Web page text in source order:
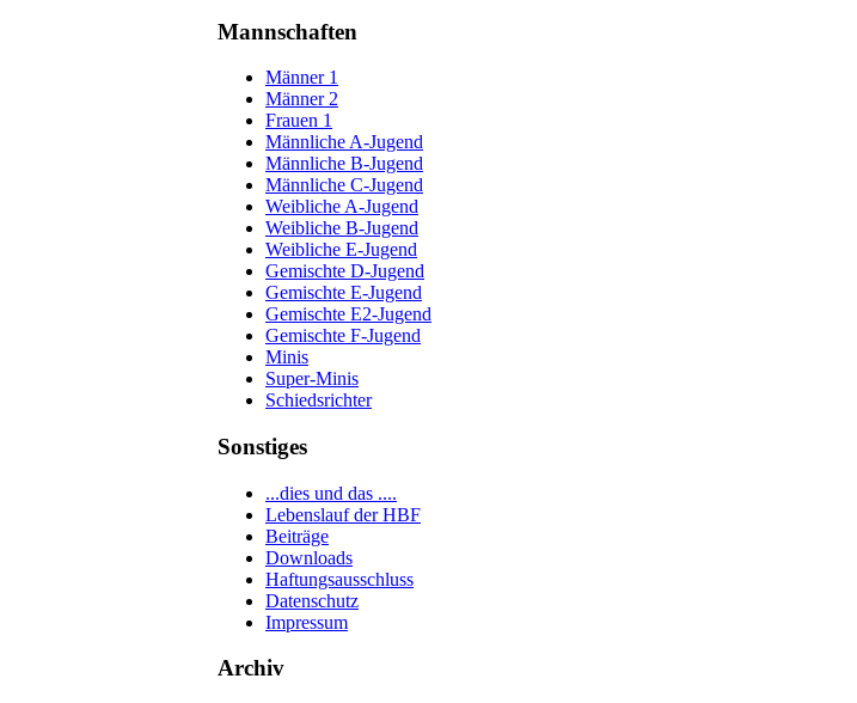
Mannschaften
Männer 1
Männer 2
Frauen 1
Männliche A-Jugend
Männliche B-Jugend
Männliche C-Jugend
Weibliche A-Jugend
Weibliche B-Jugend
Weibliche E-Jugend
Gemischte D-Jugend
Gemischte E-Jugend
Gemischte E2-Jugend
Gemischte F-Jugend
Minis
Super-Minis
Schiedsrichter
Sonstiges
...dies und das ....
Lebenslauf der HBF
Beiträge
Downloads
Haftungsausschluss
Datenschutz
Impressum
Archiv